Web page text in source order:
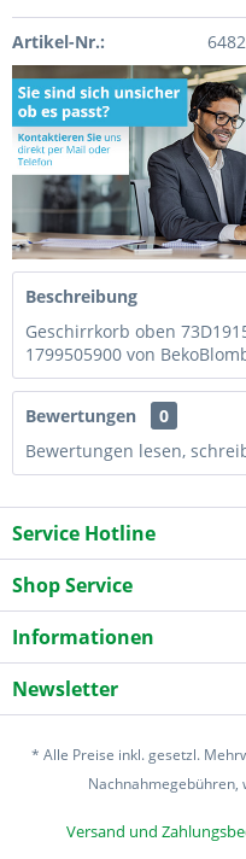
Artikel-Nr.:
Beschreibung
Geschirrkorb oben
1799505900 von
Bewertungen
0
Bewertungen lesen,
Service Hotline
Shop Service
Informationen
Newsletter
* Alle Preise inkl. gesetzl.
Nachnahmegebühren,
Versand und